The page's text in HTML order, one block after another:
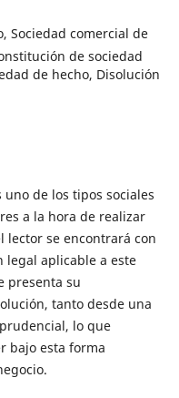
Sociedad comercial de
de sociedad
de hecho, Disolución
uno de los tipos sociales
a la hora de realizar
lector se encontrará con
legal aplicable a este
presenta su
tanto desde una
lo que
bajo esta forma